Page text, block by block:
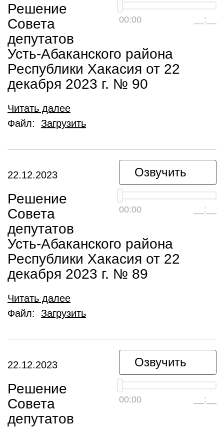
00:00 __:__
Решение
Совета
депутатов
Усть-Абаканского района
Республики Хакасия от 22
декабря 2023 г. № 90
Читать далее
Файл: Загрузить
Озвучить
00:00 __:__
22.12.2023
Решение
Совета
депутатов
Усть-Абаканского района
Республики Хакасия от 22
декабря 2023 г. № 89
Читать далее
Файл: Загрузить
Озвучить
00:00 __:__
22.12.2023
Решение
Совета
депутатов